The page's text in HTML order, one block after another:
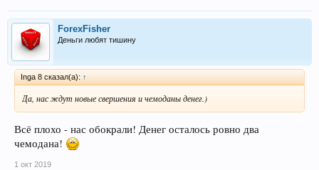
ForexFisher
Деньги любят тишину
Inga 8 сказал(а): ↑
Да, нас ждут новые свершения и чемоданы денег.)
Всё плохо - нас обокрали! Денег осталось ровно два
чемодана!
1 окт 2019